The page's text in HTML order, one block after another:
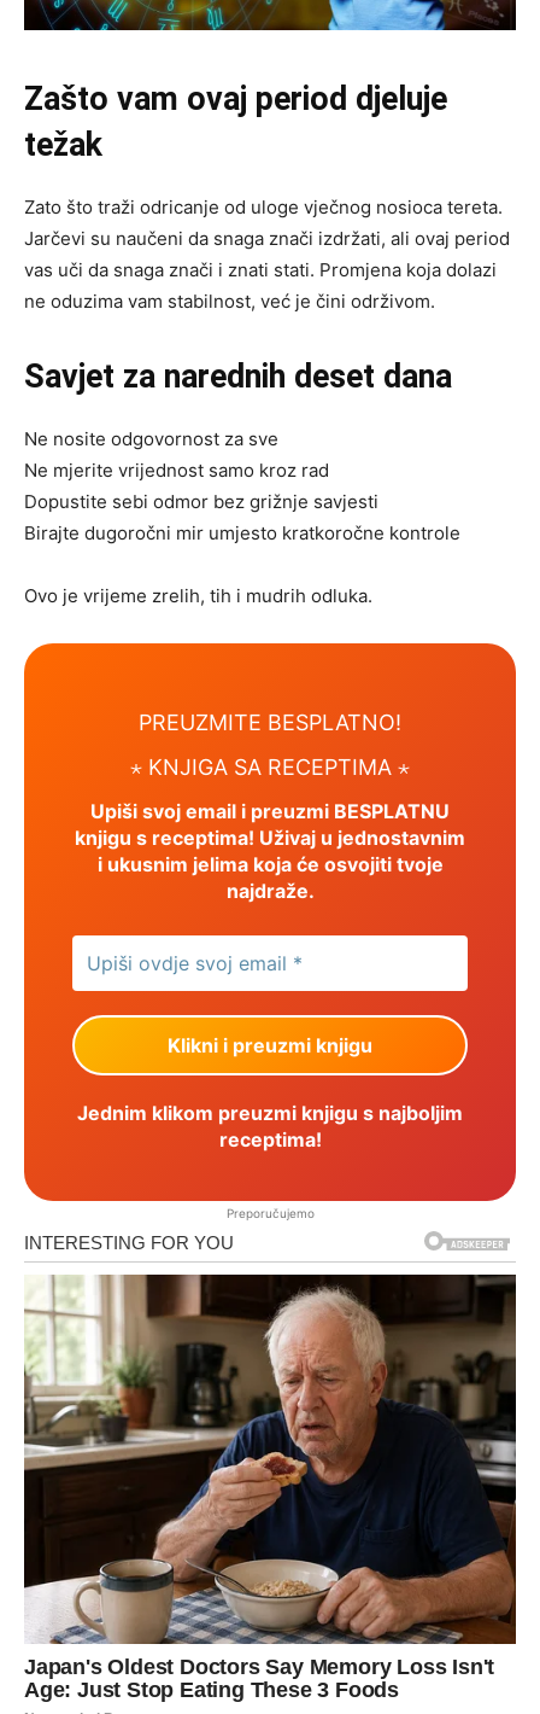
Zašto vam ovaj period djeluje
težak
Zato što traži odricanje od uloge vječnog nosioca tereta.
Jarčevi su naučeni da snaga znači izdržati, ali ovaj period
vas uči da snaga znači i znati stati. Promjena koja dolazi
ne oduzima vam stabilnost, već je čini održivom.
Savjet za narednih deset dana
Ne nosite odgovornost za sve
Ne mjerite vrijednost samo kroz rad
Dopustite sebi odmor bez grižnje savjesti
Birajte dugoročni mir umjesto kratkoročne kontrole
Ovo je vrijeme zrelih, tih i mudrih odluka.
PREUZMITE BESPLATNO!
⋆ KNJIGA SA RECEPTIMA ⋆
Upiši svoj email i preuzmi BESPLATNU
knjigu s receptima! Uživaj u jednostavnim
i ukusnim jelima koja će osvojiti tvoje
najdraže.
Jednim klikom preuzmi knjigu s najboljim
receptima!
Preporučujemo